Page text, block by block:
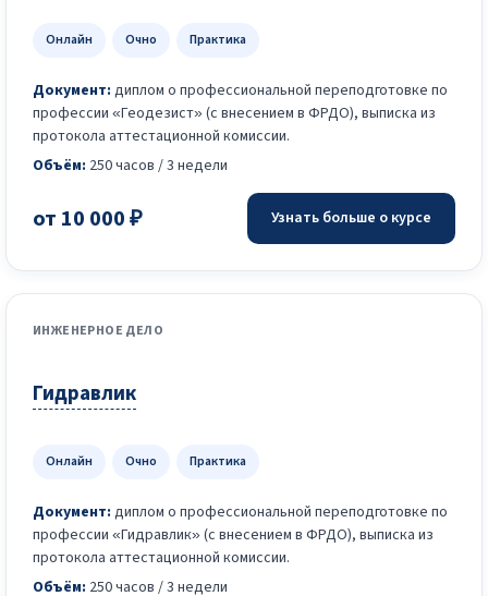
Онлайн Очно Практика
Документ: диплом о профессиональной переподготовке по
профессии «Геодезист» (с внесением в ФРДО), выписка из
протокола аттестационной комиссии.
Объём: 250 часов / 3 недели
от 10 000 ₽ Узнать больше о курсе
ИНЖЕНЕРНОЕ ДЕЛО
Гидравлик
Онлайн Очно Практика
Документ: диплом о профессиональной переподготовке по
профессии «Гидравлик» (с внесением в ФРДО), выписка из
протокола аттестационной комиссии.
Объём: 250 часов / 3 недели